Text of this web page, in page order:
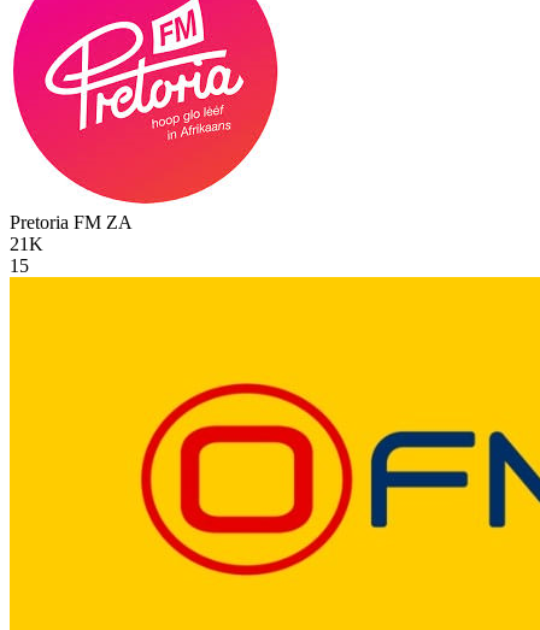
Pretoria FM ZA
21K
15